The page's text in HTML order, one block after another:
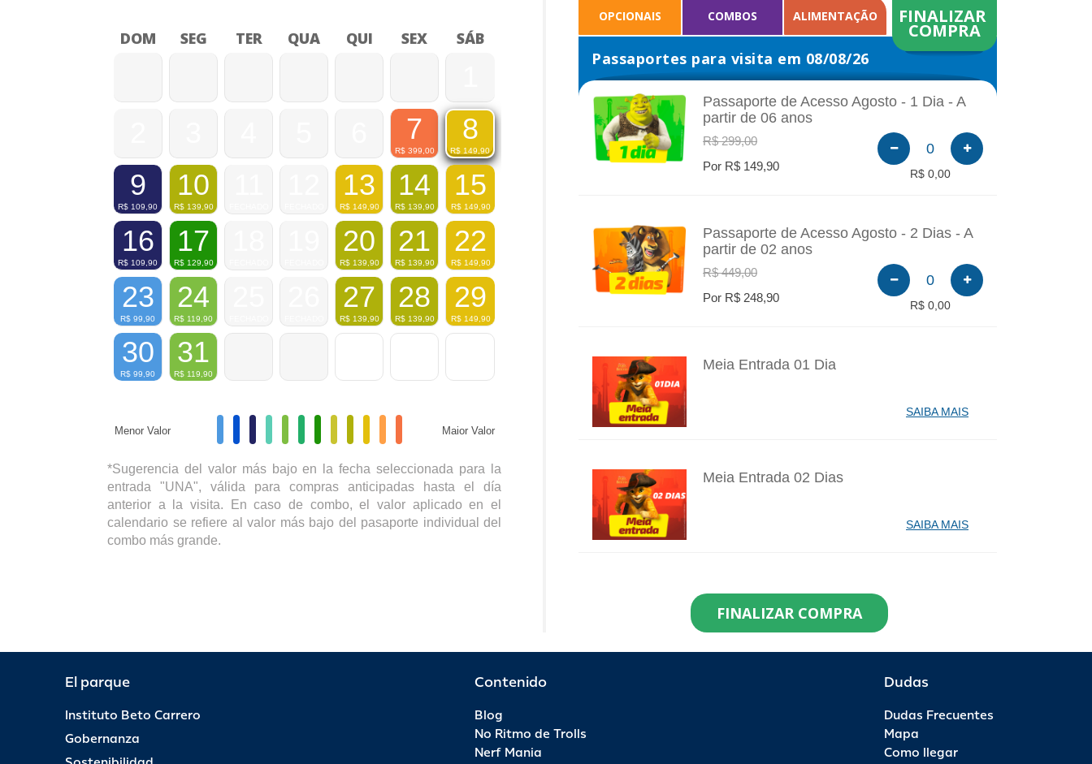
DOM SEG TER QUA QUI SEX SÁB
7
R$ 399,00
8
R$ 149,90
9
R$ 109,90
10
R$ 139,90
13
R$ 149,90
14
R$ 139,90
15
R$ 149,90
16
R$ 109,90
17
R$ 129,90
20
R$ 139,90
21
R$ 139,90
22
R$ 149,90
23
R$ 99,90
24
R$ 119,90
27
R$ 139,90
28
R$ 139,90
29
R$ 149,90
30
R$ 99,90
31
R$ 119,90
Menor Valor Maior Valor
*Sugerencia del valor más bajo en la fecha seleccionada para la
entrada "UNA", válida para compras anticipadas hasta el día
anterior a la visita. En caso de combo, el valor aplicado en el
calendario se refiere al valor más bajo del pasaporte individual del
combo más grande.
OPCIONAIS COMBOS ALIMENTAÇÃO FINALIZAR
COMPRA
Passaportes para visita em 08/08/26
INFO
Passaporte de Acesso Agosto - 1 Dia - A
partir de 06 anos
R$ 299,00
Por R$ 149,90
0
R$ 0,00
INFO
Passaporte de Acesso Agosto - 2 Dias - A
partir de 02 anos
R$ 449,00
Por R$ 248,90
0
R$ 0,00
INFO
Meia Entrada 01 Dia
SAIBA MAIS
INFO
Meia Entrada 02 Dias
SAIBA MAIS
Residentes de Santa Catarina Agosto - 1
Dia
R$ 299,90
Por R$ 112,90
Passaporte Anual - 1 Ano - Anual Ouro
FINALIZAR COMPRA
El parque
Instituto Beto Carrero
Gobernanza
Contenido
Blog
No Ritmo de Trolls
Nerf Mania
Dudas
Dudas Frecuentes
Mapa
Como llegar